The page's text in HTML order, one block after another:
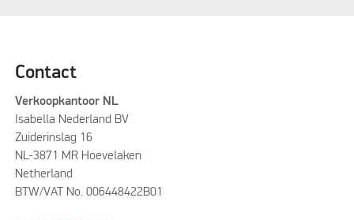
Contact
Verkoopkantoor NL
Isabella Nederland BV
Zuiderinslag 16
NL-3871 MR Hoevelaken
Netherland
BTW/VAT No. 006448422B01